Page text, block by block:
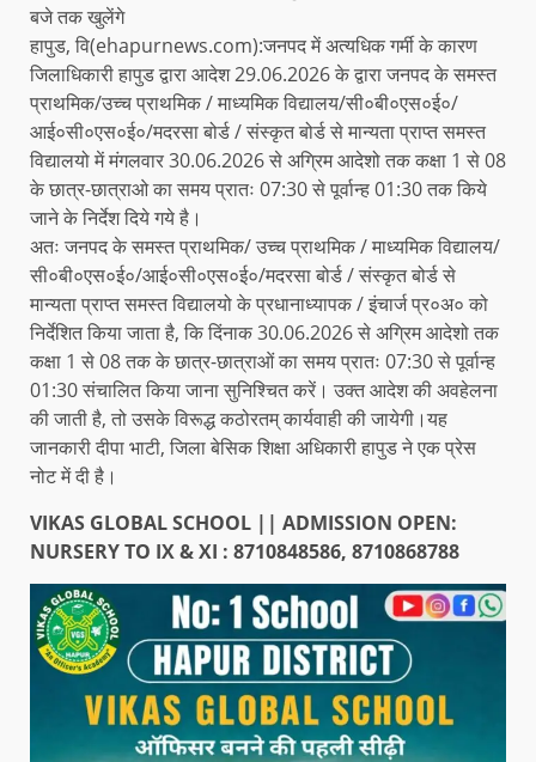
बजे तक खुलेंगे
हापुड, वि(ehapurnews.com):जनपद में अत्यधिक गर्मी के कारण
जिलाधिकारी हापुड द्वारा आदेश 29.06.2026 के द्वारा जनपद के समस्त
प्राथमिक/उच्च प्राथमिक / माध्यमिक विद्यालय/सी०बी०एस०ई०/
आई०सी०एस०ई०/मदरसा बोर्ड / संस्कृत बोर्ड से मान्यता प्राप्त समस्त
विद्यालयो में मंगलवार 30.06.2026 से अग्रिम आदेशो तक कक्षा 1 से 08
के छात्र-छात्राओ का समय प्रातः 07:30 से पूर्वान्ह 01:30 तक किये
जाने के निर्देश दिये गये है।
अतः जनपद के समस्त प्राथमिक/ उच्च प्राथमिक / माध्यमिक विद्यालय/
सी०बी०एस०ई०/आई०सी०एस०ई०/मदरसा बोर्ड / संस्कृत बोर्ड से
मान्यता प्राप्त समस्त विद्यालयो के प्रधानाध्यापक / इंचार्ज प्र०अ० को
निर्देशित किया जाता है, कि दिंनाक 30.06.2026 से अग्रिम आदेशो तक
कक्षा 1 से 08 तक के छात्र-छात्राओं का समय प्रातः 07:30 से पूर्वान्ह
01:30 संचालित किया जाना सुनिश्चित करें। उक्त आदेश की अवहेलना
की जाती है, तो उसके विरूद्ध कठोरतम् कार्यवाही की जायेगी।यह
जानकारी दीपा भाटी, जिला बेसिक शिक्षा अधिकारी हापुड ने एक प्रेस
नोट में दी है।
VIKAS GLOBAL SCHOOL || ADMISSION OPEN:
NURSERY TO IX & XI : 8710848586, 8710868788